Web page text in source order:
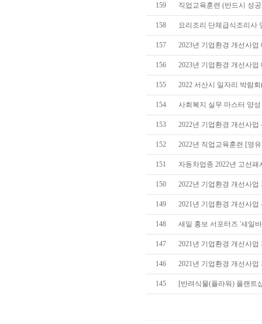
159 직업교육훈련 (반드시 성
158 요리조리 단체급식조리사
157 2023년 기업환경 개선사
156 2023년 기업환경 개선사
155 2022 서산시 일자리 박람회
154 사회복지 실무 마스터 양
153 2022년 기업환경 개선사업
152 2022년 직업교육훈련 [영
151 자동차업종 2022년 고선
150 2022년 기업환경 개선사
149 2021년 기업환경 개선사업
148 새일 홍보 서포터즈 '새일
147 2021년 기업환경 개선사
146 2021년 기업환경 개선사
145 [반려식물(플라워) 플랜트